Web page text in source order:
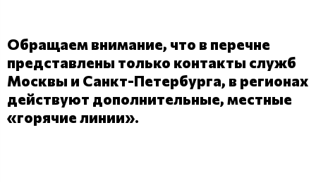
Обращаем внимание, что в перечне
представлены только контакты служб
Москвы и Санкт-Петербурга, в регионах
действуют дополнительные, местные
«горячие линии».